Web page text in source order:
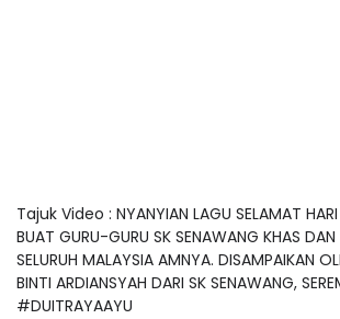
Tajuk Video : NYANYIAN LAGU SELAMAT HARI
BUAT GURU-GURU SK SENAWANG KHAS DAN
SELURUH MALAYSIA AMNYA. DISAMPAIKAN
BINTI ARDIANSYAH DARI SK SENAWANG,
#DUITRAYAAYU